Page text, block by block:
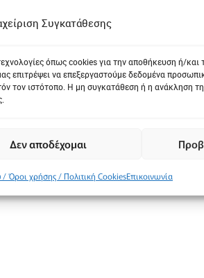
Συγκατάθεσης
όπως cookies για την αποθήκευση ή/
επιτρέψει να επεξεργαστούμε δεδομένα
τον ιστότοπο. Η μη συγκατάθεση ή η ανάκληση
Δεν αποδέχομαι
Όροι χρήσης / Πολιτική CookiesΕπικοινωνία